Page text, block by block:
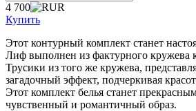
4 700
Купить
Этот контурный комплект станет
Лиф выполнен из фактурного кружева
Трусики из того же кружева,
загадочный эффект, подчеркивая
Этот комплект белья станет
чувственный и романтичный образ.